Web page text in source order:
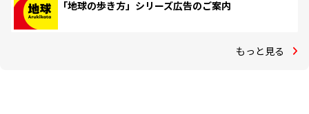
「地球の歩き方」シリーズ広告のご案内
もっと見る